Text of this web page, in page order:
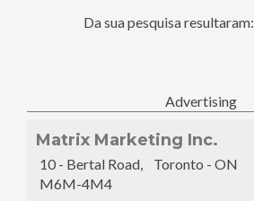
Da sua pesquisa resultaram:
Advertising
Matrix Marketing Inc.
10 - Bertal Road, Toronto - ON
M6M-4M4